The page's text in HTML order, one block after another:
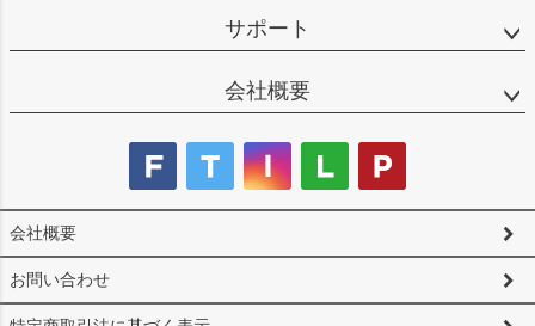
サポート
会社概要
会社概要
お問い合わせ